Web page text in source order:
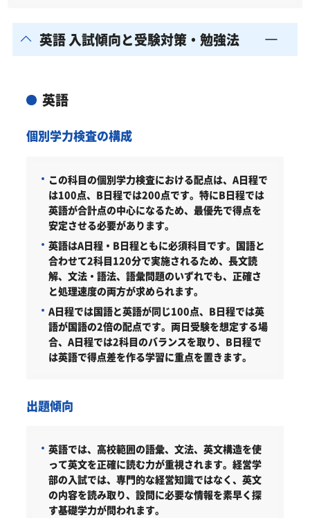
英語 入試傾向と受験対策・勉強法
英語
個別学力検査の構成
この科目の個別学力検査における配点は、A日程で
は100点、B日程では200点です。特にB日程では
英語が合計点の中心になるため、最優先で得点を
安定させる必要があります。
英語はA日程・B日程ともに必須科目です。国語と
合わせて2科目120分で実施されるため、長文読
解、文法・語法、語彙問題のいずれでも、正確さ
と処理速度の両方が求められます。
A日程では国語と英語が同じ100点、B日程では英
語が国語の2倍の配点です。両日受験を想定する場
合、A日程では2科目のバランスを取り、B日程で
は英語で得点差を作る学習に重点を置きます。
出題傾向
英語では、高校範囲の語彙、文法、英文構造を使
って英文を正確に読む力が重視されます。経営学
部の入試では、専門的な経営知識ではなく、英文
の内容を読み取り、設問に必要な情報を素早く探
す基礎学力が問われます。